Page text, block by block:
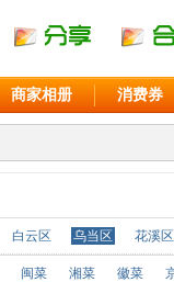
商家相册 消费券
白云区 乌当区 花溪区
闽菜 湘菜 徽菜